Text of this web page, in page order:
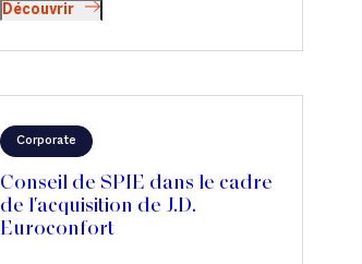
Découvrir
Corporate
Conseil de SPIE dans le cadre
de l'acquisition de J.D.
Euroconfort